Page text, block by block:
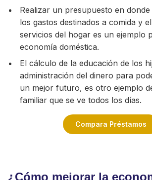
Realizar un presupuesto en
los gastos destinados a comida y
servicios del hogar es un ejemplo
economía doméstica.
El cálculo de la educación de los
administración del dinero para
un mejor futuro, es otro ejemplo
familiar que se ve todos los días.
Compara Préstamos
¿Cómo mejorar la